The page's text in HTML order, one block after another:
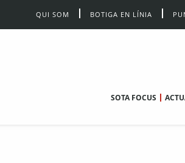
QUI SOM BOTIGA EN LÍNIA
SOTA FOCUS